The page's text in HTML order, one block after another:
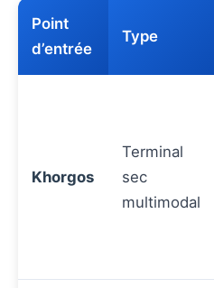
Point
d’entrée
Type
Khorgos
Terminal
sec
multimodal